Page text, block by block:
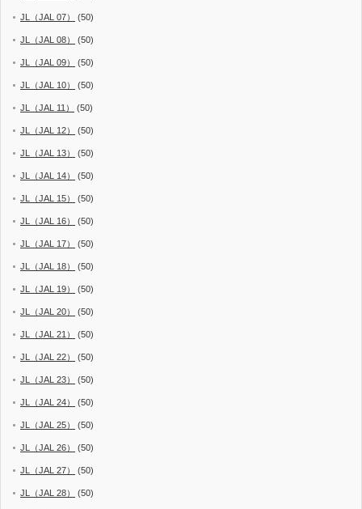
JL（JAL 07） (50)
JL（JAL 08） (50)
JL（JAL 09） (50)
JL（JAL 10） (50)
JL（JAL 11） (50)
JL（JAL 12） (50)
JL（JAL 13） (50)
JL（JAL 14） (50)
JL（JAL 15） (50)
JL（JAL 16） (50)
JL（JAL 17） (50)
JL（JAL 18） (50)
JL（JAL 19） (50)
JL（JAL 20） (50)
JL（JAL 21） (50)
JL（JAL 22） (50)
JL（JAL 23） (50)
JL（JAL 24） (50)
JL（JAL 25） (50)
JL（JAL 26） (50)
JL（JAL 27） (50)
JL（JAL 28） (50)